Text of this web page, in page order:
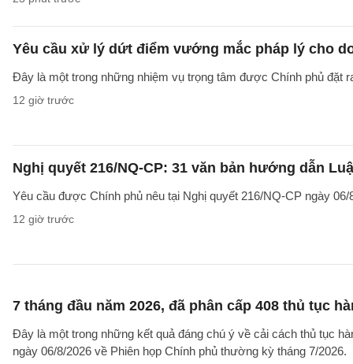
Yêu cầu xử lý dứt điểm vướng mắc pháp lý cho
Đây là một trong những nhiệm vụ trọng tâm được Chính phủ đặt
12 giờ trước
Nghị quyết 216/NQ-CP: 31 văn bản hướng dẫn
Yêu cầu được Chính phủ nêu tại Nghị quyết 216/NQ-CP ngày
12 giờ trước
7 tháng đầu năm 2026, đã phân cấp 408 thủ tục
Đây là một trong những kết quả đáng chú ý về cải cách thủ tục
ngày 06/8/2026 về Phiên họp Chính phủ thường kỳ tháng 7/2026.